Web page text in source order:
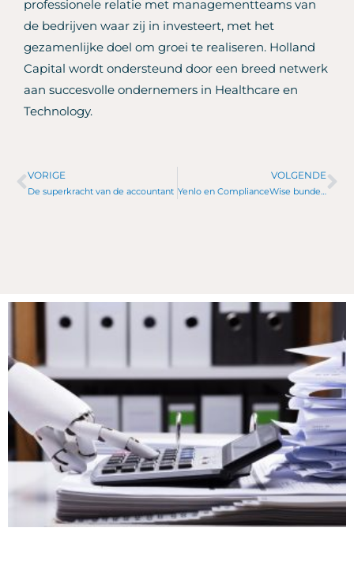
professionele relatie met managementteams van
de bedrijven waar zij in investeert, met het
gezamenlijke doel om groei te realiseren. Holland
Capital wordt ondersteund door een breed netwerk
aan succesvolle ondernemers in Healthcare en
Technology.
Vorige
VORIGE
De superkracht van de accountant
VOLGENDE
Yenlo en ComplianceWise bundelen krachten om accountantskantoren te helpen voldoen aan WWFT